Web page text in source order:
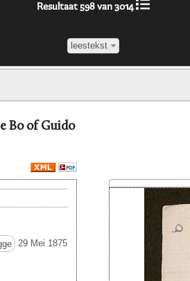
Resultaat 598 van 3014
leestekst
Bo of Guido
29 Mei 1875